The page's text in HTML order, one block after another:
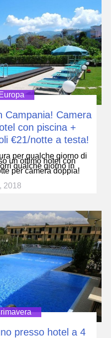
Europa
Campania! Camera
con piscina +
€21/notte a testa!
per qualche giorno di
un ottimo hotel con
qualche giorno in
per camera doppia!
2018
presso hotel a 4